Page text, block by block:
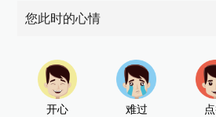
您此时的心情
开心 难过